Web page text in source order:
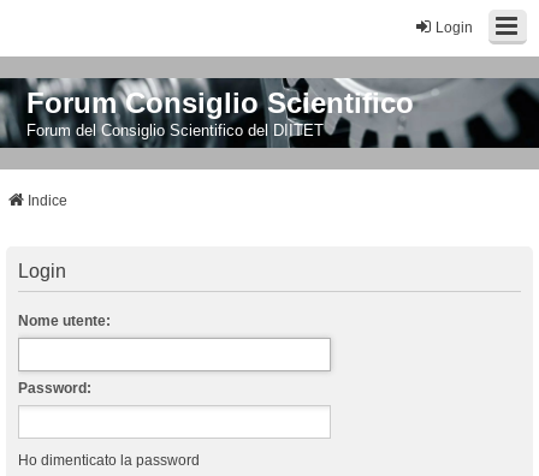
Login
Forum Consiglio Scientifico
Forum del Consiglio Scientifico del DIITET
Indice
Login
Nome utente:
Password:
Ho dimenticato la password